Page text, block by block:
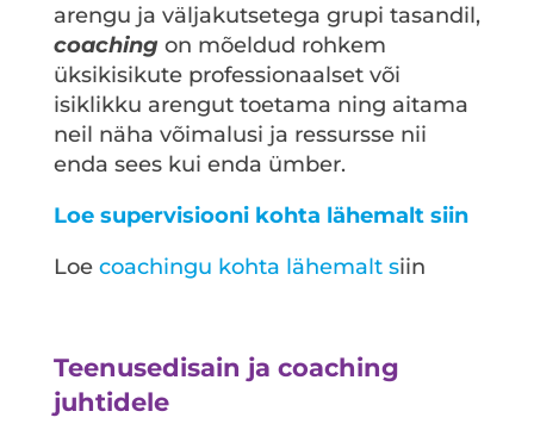
arengu ja väljakutsetega grupi tasandil,
coachingon mõeldud rohkem
üksikisikute professionaalset või
isiklikku arengut toetama ning aitama
neil näha võimalusi ja ressursse nii
enda sees kui enda ümber.
Loe supervisiooni kohta lähemalt siin
Loe coachingu kohta lähemalt siin
Teenusedisain ja coaching
juhtidele